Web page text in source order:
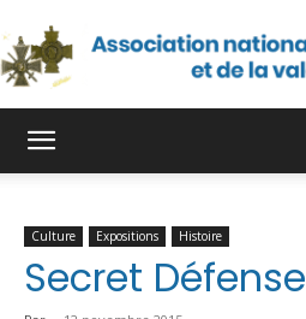
Culture Expositions Histoire
Secret Défense